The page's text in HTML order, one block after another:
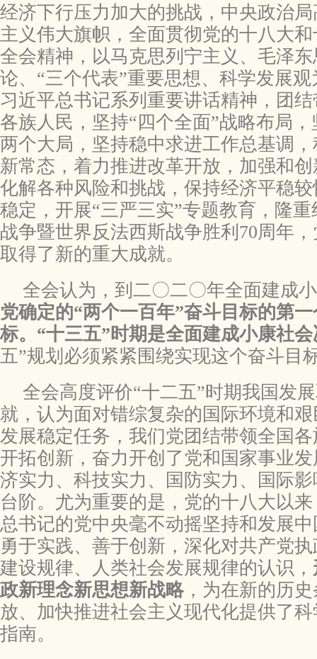
经济下行压力加大的挑战，中央政治
主义伟大旗帜，全面贯彻党的十八大
全会精神，以马克思列宁主义、毛泽
论、“三个代表”重要思想、科学发展
习近平总书记系列重要讲话精神，团
各族人民，坚持“四个全面”战略布局
两个大局，坚持稳中求进工作总基调
新常态，着力推进改革开放，加强和
化解各种风险和挑战，保持经济平稳
稳定，开展“三严三实”专题教育，隆
战争暨世界反法西斯战争胜利70周年
取得了新的重大成就。
全会认为，到二〇二〇年全面建成
党确定的“两个一百年”奋斗目标的第
标。“十三五”时期是全面建成小康社
五”规划必须紧紧围绕实现这个奋斗目
全会高度评价“十二五”时期我国发
就，认为面对错综复杂的国际环境和
发展稳定任务，我们党团结带领全国
开拓创新，奋力开创了党和国家事业
济实力、科技实力、国防实力、国际
台阶。尤为重要的是，党的十八大以
总书记的党中央毫不动摇坚持和发展
勇于实践、善于创新，深化对共产党
建设规律、人类社会发展规律的认识，
政新理念新思想新战略，为在新的历
放、加快推进社会主义现代化提供了
指南。